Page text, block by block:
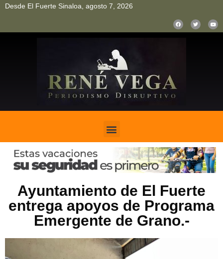
Desde El Fuerte Sinaloa, agosto 7, 2026
Ayuntamiento de El Fuerte
entrega apoyos de Programa
Emergente de Grano.-